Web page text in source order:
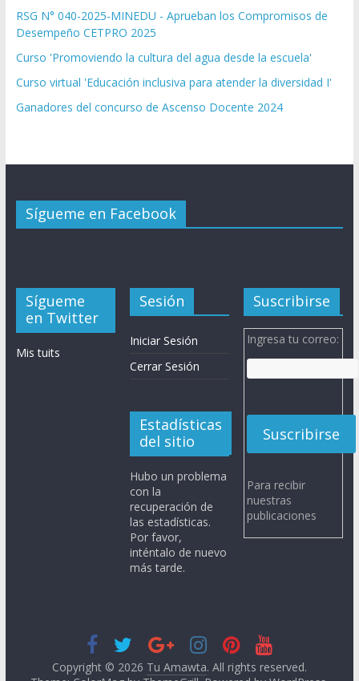
RSG N° 040-2025-MINEDU - Aprueban los Compromisos de
Desempeño CETPRO 2025
Curso 'Promoviendo la cultura del agua desde la escuela'
Curso virtual 'Educación inclusiva para atender la diversidad I'
Ganadores del concurso de Ascenso Docente 2024
Sígueme en Facebook
Sígueme
en Twitter
Mis tuits
Sesión
Iniciar Sesión
Cerrar Sesión
Estadísticas
del sitio
Hubo un problema
con la
recuperación de
las estadísticas.
Por favor,
inténtalo de nuevo
más tarde.
Suscribirse
Ingresa tu correo:
Para recibir
nuestras
publicaciones
Copyright © 2026 Tu Amawta. All rights reserved.